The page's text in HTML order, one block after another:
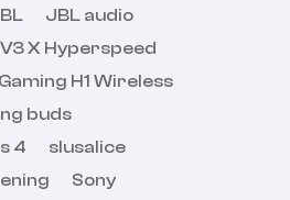
JBL audio
X Hyperspeed
H1 Wireless
buds
4
slusalice
Sony